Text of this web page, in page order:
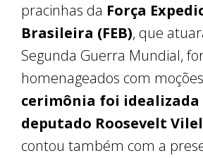
pracinhas da Força
Brasileira (FEB), que
Segunda Guerra Mundial,
homenageados com
cerimônia foi idealizada
deputado Roosevelt
contou também com a